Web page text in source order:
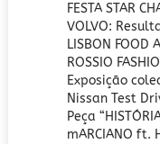
FESTA STAR
VOLVO:
LISBON FOOD
ROSSIO
Exposição
Nissan Test
Peça
mARCIANO ft.